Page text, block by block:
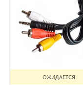
ОЖИДАЕТСЯ